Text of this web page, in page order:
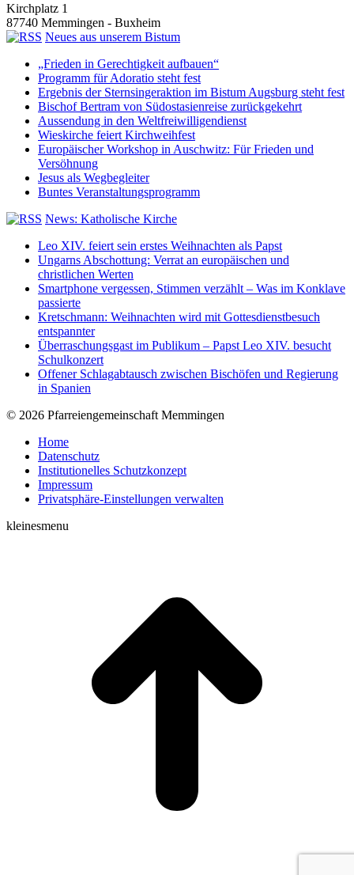
Kirchplatz 1
87740 Memmingen - Buxheim
Neues aus unserem Bistum
„Frieden in Gerechtigkeit aufbauen“
Programm für Adoratio steht fest
Ergebnis der Sternsingeraktion im Bistum Augsburg steht fest
Bischof Bertram von Südostasienreise zurückgekehrt
Aussendung in den Weltfreiwilligendienst
Wieskirche feiert Kirchweihfest
Europäischer Workshop in Auschwitz: Für Frieden und
Versöhnung
Jesus als Wegbegleiter
Buntes Veranstaltungsprogramm
News: Katholische Kirche
Leo XIV. feiert sein erstes Weihnachten als Papst
Ungarns Abschottung: Verrat an europäischen und
christlichen Werten
Smartphone vergessen, Stimmen verzählt – Was im Konklave
passierte
Kretschmann: Weihnachten wird mit Gottesdienstbesuch
entspannter
Überraschungsgast im Publikum – Papst Leo XIV. besucht
Schulkonzert
Offener Schlagabtausch zwischen Bischöfen und Regierung
in Spanien
© 2026 Pfarreiengemeinschaft Memmingen
Home
Datenschutz
Institutionelles Schutzkonzept
Impressum
Privatsphäre-Einstellungen verwalten
kleinesmenu